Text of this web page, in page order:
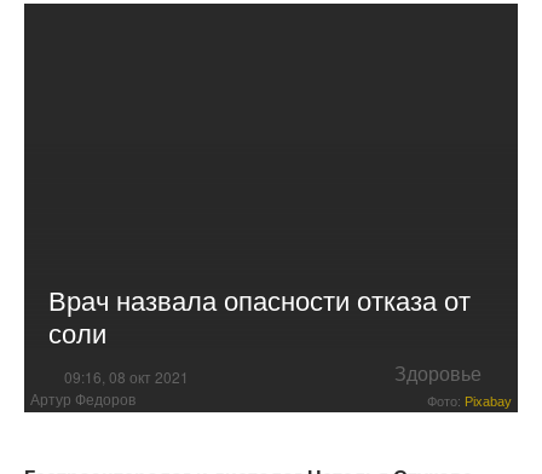
Врач назвала опасности отказа от
соли
09:16, 08 окт 2021 Здоровье
Артур Федоров Фото: Pixabay